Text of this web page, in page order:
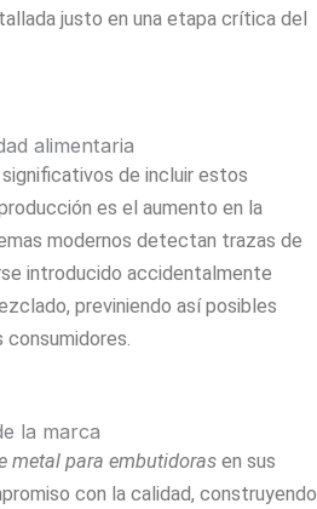
justo en una etapa crítica del
alimentaria
de incluir estos
es el aumento en la
modernos detectan trazas de
introducido accidentalmente
previniendo así posibles
la marca
metal para embutidoras en sus
con la calidad, construyendo